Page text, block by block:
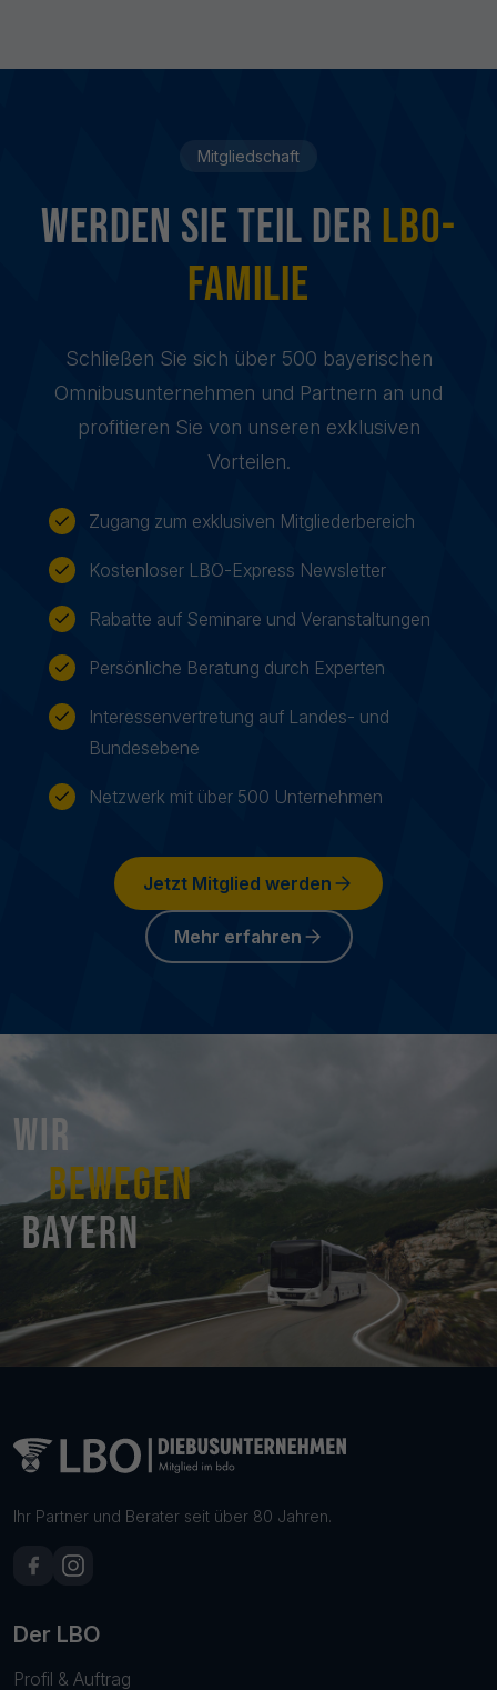
Mitgliedschaft
Werden sie Teil der LBO-
Familie
Schließen Sie sich über 500 bayerischen
Omnibusunternehmen und Partnern an und
profitieren Sie von unseren exklusiven
Vorteilen.
Zugang zum exklusiven Mitgliederbereich
Kostenloser LBO-Express Newsletter
Rabatte auf Seminare und Veranstaltungen
Persönliche Beratung durch Experten
Interessenvertretung auf Landes- und
Bundesebene
Netzwerk mit über 500 Unternehmen
Jetzt Mitglied werden
Mehr erfahren
Wir
bewegen
Bayern
Ihr Partner und Berater seit über 80 Jahren.
Der LBO
Profil & Auftrag